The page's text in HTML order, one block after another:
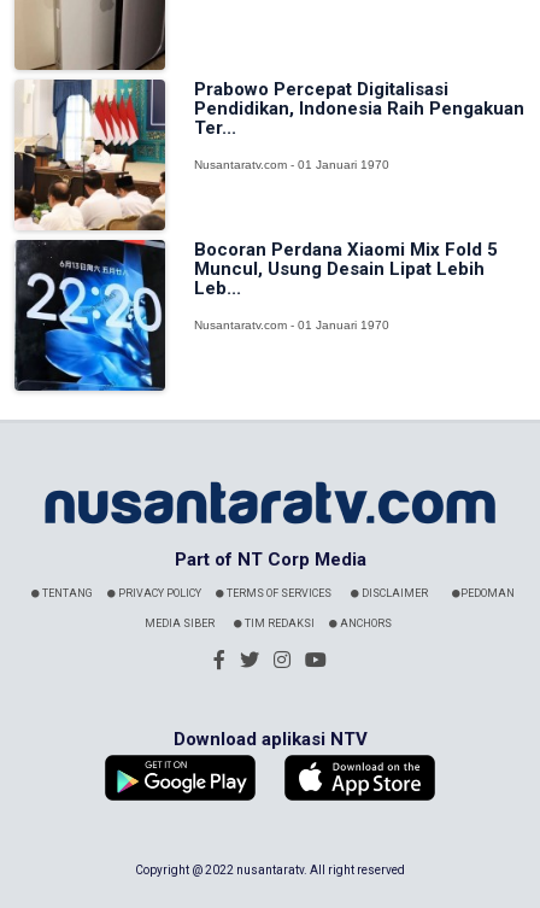
Prabowo Percepat Digitalisasi
Pendidikan, Indonesia Raih Pengakuan
Ter...
Nusantaratv.com - 01 Januari 1970
Bocoran Perdana Xiaomi Mix Fold 5
Muncul, Usung Desain Lipat Lebih
Leb...
Nusantaratv.com - 01 Januari 1970
Part of NT Corp Media
TENTANG PRIVACY POLICY TERMS OF SERVICES DISCLAIMER PEDOMAN
MEDIA SIBER TIM REDAKSI ANCHORS
Download aplikasi NTV
Copyright @ 2022 nusantaratv. All right reserved